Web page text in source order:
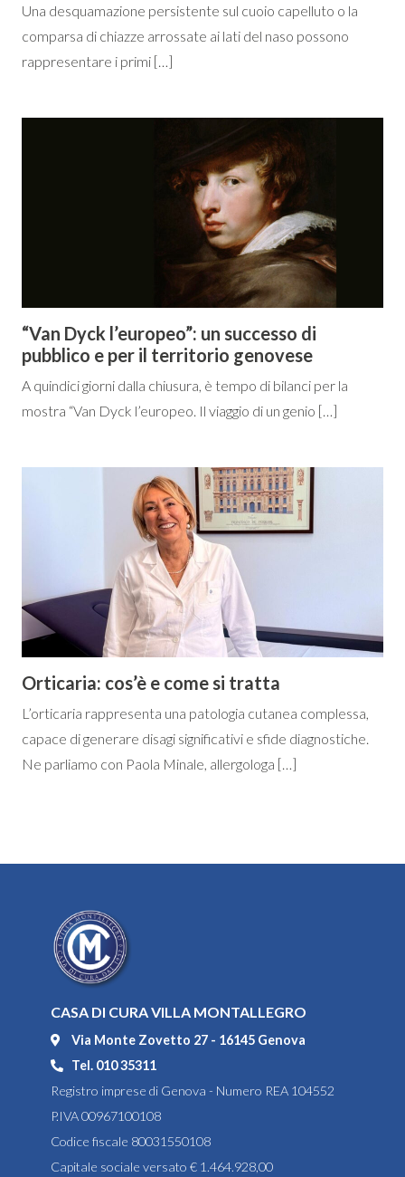
Una desquamazione persistente sul cuoio capelluto o la
comparsa di chiazze arrossate ai lati del naso possono
rappresentare i primi […]
“Van Dyck l’europeo”: un successo di
pubblico e per il territorio genovese
A quindici giorni dalla chiusura, è tempo di bilanci per la
mostra “Van Dyck l’europeo. Il viaggio di un genio […]
Orticaria: cos’è e come si tratta
L’orticaria rappresenta una patologia cutanea complessa,
capace di generare disagi significativi e sfide diagnostiche.
Ne parliamo con Paola Minale, allergologa […]
CASA DI CURA VILLA MONTALLEGRO
Via Monte Zovetto 27 - 16145 Genova
Tel. 010 35311
Registro imprese di Genova - Numero REA 104552
P.IVA 00967100108
Codice fiscale 80031550108
Capitale sociale versato € 1.464.928,00